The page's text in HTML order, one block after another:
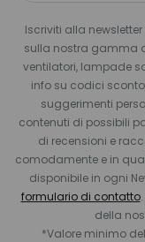
Iscriviti alla
sulla nostra gamma
ventilatori, lampade
info su codici
suggerimenti
contenuti di possibili
di recensioni e
comodamente e in
disponibile in ogni
formulario di contatto
della
*Valore minimo